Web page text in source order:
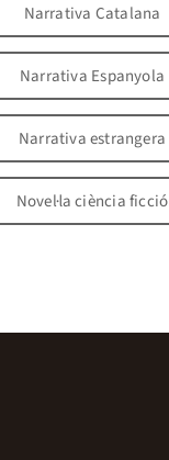
Narrativa Catalana
Narrativa Espanyola
Narrativa estrangera
Novel·la ciència ficció